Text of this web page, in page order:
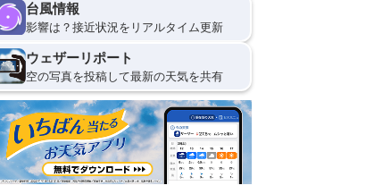
台風情報
影響は？接近状況をリアルタイム更新
ウェザーリポート
空の写真を投稿して最新の天気を共有